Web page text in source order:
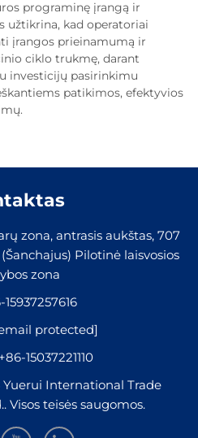
programinę įrangą ir
užtikrina, kad operatoriai
įrangos prieinamumą ir
ciklo trukmę, darant
investicijų pasirinkimu
patikimos, efektyvios
zona, antrasis aukštas, 707
Pilotinė laisvosios
zona
protected]
15037221110
International Trade
Visos teisės saugomos.